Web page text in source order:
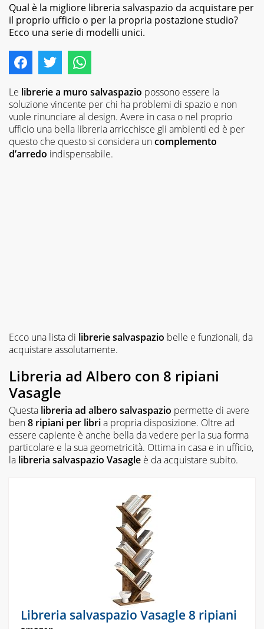
Qual è la migliore libreria salvaspazio da acquistare per
il proprio ufficio o per la propria postazione studio?
Ecco una serie di modelli unici.
Le librerie a muro salvaspazio possono essere la
soluzione vincente per chi ha problemi di spazio e non
vuole rinunciare al design. Avere in casa o nel proprio
ufficio una bella libreria arricchisce gli ambienti ed è per
questo che questo si considera uncomplemento
d’arredo indispensabile.
Ecco una lista di librerie salvaspazio belle e funzionali, da
acquistare assolutamente.
Libreria ad Albero con 8 ripiani
Vasagle
Questa libreria ad albero salvaspazio permette di avere
ben8 ripiani per libria propria disposizione. Oltre ad
essere capiente è anche bella da vedere per la sua forma
particolare e la sua geometricità. Ottima in casa e in ufficio,
la libreria salvaspazio Vasagle è da acquistare subito.
Libreria salvaspazio Vasagle 8 ripiani